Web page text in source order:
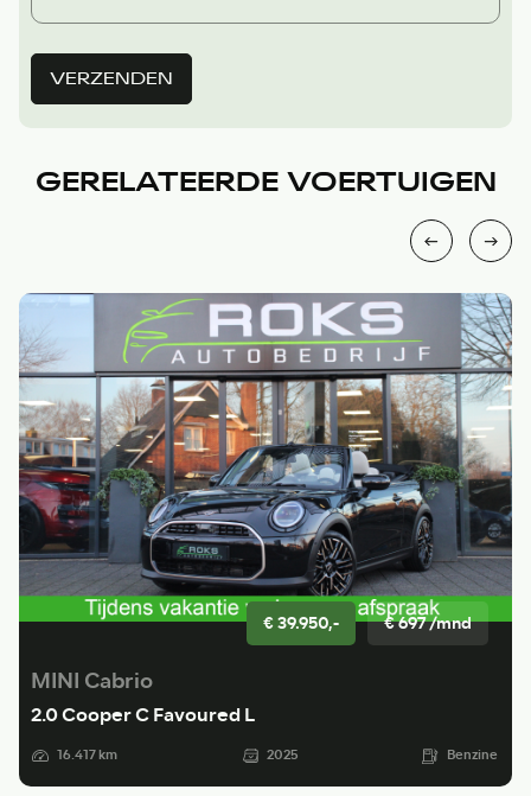
VERZENDEN
GERELATEERDE VOERTUIGEN
€ 39.950,- € 697 /mnd
MINI Cabrio
2.0 Cooper C Favoured L
16.417 km 2025 Benzine